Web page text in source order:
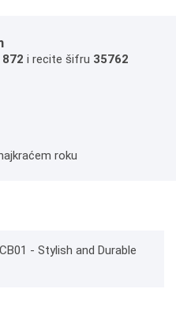
i recite šifru 35762
roku
- Stylish and Durable